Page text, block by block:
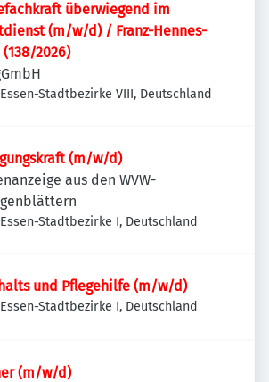
überwiegend im
(m/w/d) / Franz-Hennes-
2026)
Essen-Stadtbezirke VIII, Deutschland
(m/w/d)
aus den WVW-
Essen-Stadtbezirke I, Deutschland
und Pflegehilfe (m/w/d)
Essen-Stadtbezirke I, Deutschland
(m/w/d)